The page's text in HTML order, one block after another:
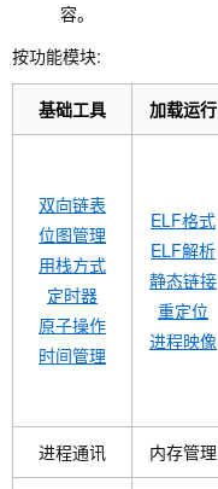
容。
按功能模块:
基础工具 加载运行
双向链表
位图管理
用栈方式
定时器
原子操作
时间管理
ELF格式
ELF解析
静态链接
重定位
进程映像
进程通讯 内存管理